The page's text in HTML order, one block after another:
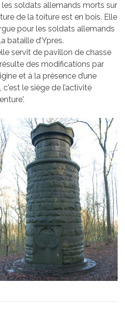
les soldats allemands morts sur
de la toiture est en bois. Elle
pour les soldats allemands
bataille d’Ypres.
servit de pavillon de chasse
des modifications par
et à la présence d’une
le siège de l’activité